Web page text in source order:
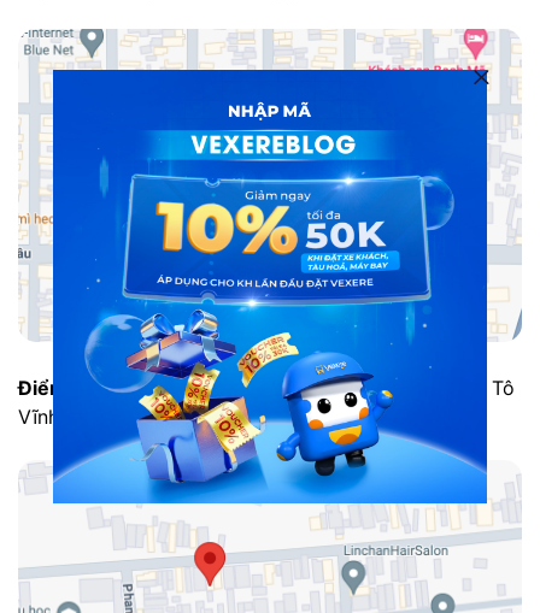
Điểm đón trả của nhà xe Rạng Đông tại Gia Lai:
42 Tô
Vĩnh Diện, Gia Lai.